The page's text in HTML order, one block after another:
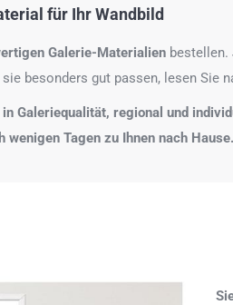
für Ihr Wandbild
Galerie-Materialien bestellen.
besonders gut passen, lesen Sie
Galeriequalität, regional und
Tagen zu Ihnen nach Hause.